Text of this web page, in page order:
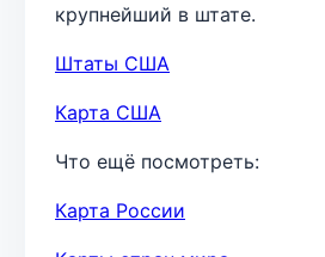
крупнейший в штате.
Штаты США
Карта США
Что ещё посмотреть:
Карта России